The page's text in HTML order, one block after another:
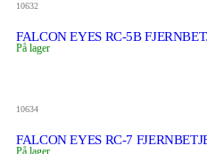
10632
FALCON EYES RC-5B
På lager
10634
FALCON EYES RC-7